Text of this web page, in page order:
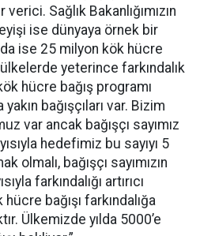
Sağlık Bakanlığımızın
ise dünyaya örnek bir
ise 25 milyon kök hücre
yeterince farkındalık
hücre bağış programı
bağışçıları var. Bizim
var ancak bağışçı sayımız
hedefimiz bu sayıyı 5
olmalı, bağışçı sayımızın
farkındalığı artırıcı
bağışı farkındalığa
Ülkemizde yılda 5000’e